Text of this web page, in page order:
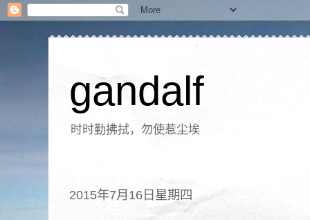
gandalf
时时勤拂拭，勿使惹尘埃
2015年7月16日星期四